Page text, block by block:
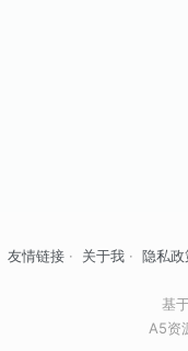
友情链接 · 关于我 · 隐私政
基
A5资